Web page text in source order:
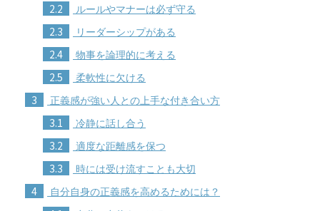
2.2 ルールやマナーは必ず守る
2.3 リーダーシップがある
2.4 物事を論理的に考える
2.5 柔軟性に欠ける
3 正義感が強い人との上手な付き合い方
3.1 冷静に話し合う
3.2 適度な距離感を保つ
3.3 時には受け流すことも大切
4 自分自身の正義感を高めるためには？